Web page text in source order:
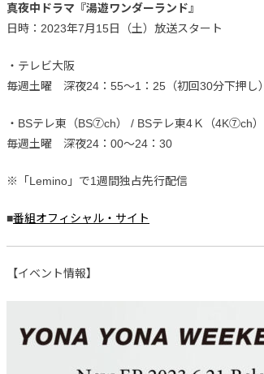
真夜中ドラマ『湯遊ワンダーランド』
日時：2023年7月15日（土）放送スタート
・テレビ大阪
毎週土曜 深夜24：55～1：25（初回30分下押し）
・BSテレ東（BS⑦ch） / BSテレ東4Ｋ（4K⑦ch）
毎週土曜 深夜24：00～24：30
※「Lemino」で1週間独占先行配信
■番組オフィシャル・サイト
【イベント情報】